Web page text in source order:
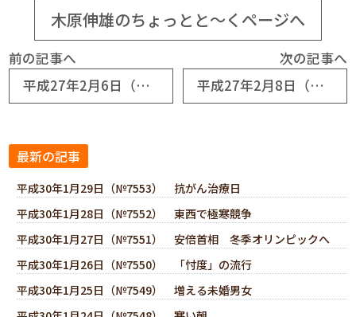
木原伸雄のちょっとと～くページへ
前の記事へ
平成27年2月6日（№6623） 第12期「竹の子学園」苦戦
次の記事へ
平成27年2月8日（№6625） 青少年体験活動の表彰式
最新の記事
平成30年1月29日（№7553） 抗がん治療日
平成30年1月28日（№7552） 東西で極寒競争
平成30年1月27日（№7551） 安倍首相 冬季オリンピックへ
平成30年1月26日（№7550） 「忖度」の流行
平成30年1月25日（№7549） 増える未婚男女